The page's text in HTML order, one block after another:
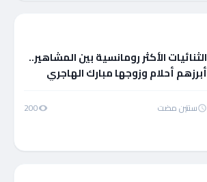
الثنائيات الأكثر رومانسية بين المشاهير..
أبرزهم أحلام وزوجها مبارك الهاجري
سنتين مضت 200